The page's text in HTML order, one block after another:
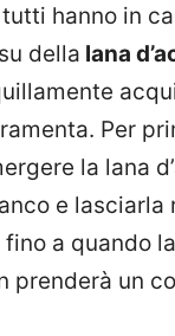
hanno in
della lana
Per
la lana
e lasciarla
a quando
prenderà un